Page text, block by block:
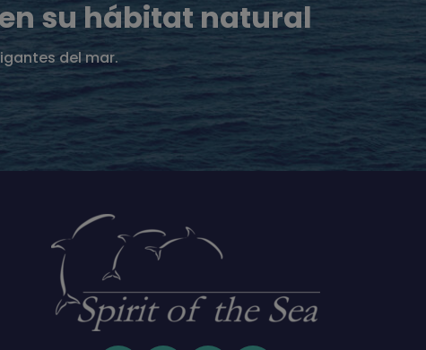
su hábitat natural
del mar.